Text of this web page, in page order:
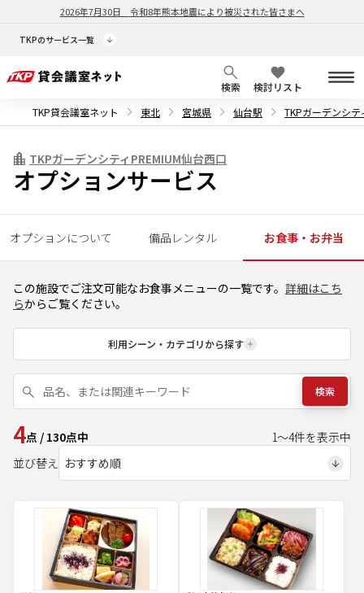
2026年7月30日 令和8年熊本地震により被災された皆さまへ
TKPのサービス一覧
検索
検討リスト
TKP貸会議室ネット
東北 宮城県 仙台駅 TKPガーデンシテ
TKPガーデンシティPREMIUM仙台西口
オプションサービス
オプションについて 備品レンタル お食事・お弁当
この施設でご注文可能なお食事メニューの一覧です。 詳細はこち
らからご覧ください。
利用シーン・カテゴリから探す
検索
4点 / 130点中 1～4件を表示中
並び替え